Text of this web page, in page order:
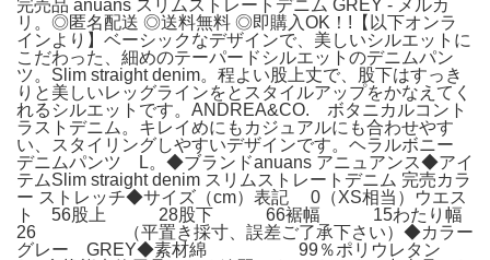
完売品 anuans スリムストレートデニム GREY - メルカ
リ。◎匿名配送 ◎送料無料 ◎即購入OK！!【以下オンラ
インより】ベーシックなデザインで、美しいシルエットに
こだわった、細めのテーパードシルエットのデニムパン
ツ。Slim straight denim。程よい股上丈で、股下はすっき
りと美しいレッグラインをとスタイルアップをかなえてく
れるシルエットです。ANDREA&CO. ボタニカルコント
ラストデニム。キレイめにもカジュアルにも合わせやす
い、スタイリングしやすいデザインです。ヘラルボニー
デニムパンツ L。◆ブランドanuans アニュアンス◆アイ
テムSlim straight denim スリムストレートデニム 完売カラ
ー ストレッチ◆サイズ（cm）表記 0（XS相当）ウエス
ト 56股上 28股下 66裾幅 15わたり幅
26 （平置き採寸、誤差ご了承下さい）◆カラー
グレー GREY◆素材綿 99％ポリウレタン